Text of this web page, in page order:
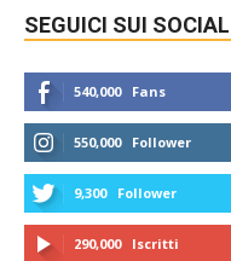
SEGUICI SUI SOCIAL
540,000 Fans
550,000 Follower
9,300 Follower
290,000 Iscritti